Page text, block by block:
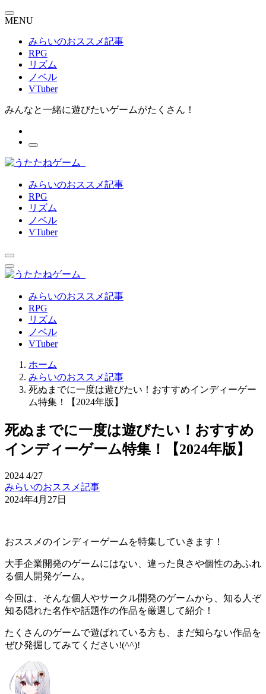
MENU
みらいのおススメ記事
RPG
リズム
ノベル
VTuber
みんなと一緒に遊びたいゲームがたくさん！
みらいのおススメ記事
RPG
リズム
ノベル
VTuber
みらいのおススメ記事
RPG
リズム
ノベル
VTuber
ホーム
みらいのおススメ記事
死ぬまでに一度は遊びたい！おすすめインディーゲー
ム特集！【2024年版】
死ぬまでに一度は遊びたい！おすすめ
インディーゲーム特集！【2024年版】
2024 4/27
みらいのおススメ記事
2024年4月27日
おススメのインディーゲームを特集していきます！
大手企業開発のゲームにはない、違った良さや個性のあふれ
る個人開発ゲーム。
今回は、そんな個人やサークル開発のゲームから、 知る人ぞ
知る隠れた名作や話題作の作品を厳選 して紹介！
たくさんのゲームで遊ばれている方も、まだ知らない作品を
ぜひ発掘してみてください!(^^)!